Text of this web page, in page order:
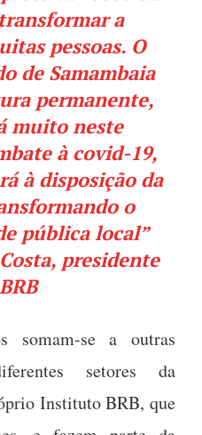
a
pessoas. O
de Samambaia
permanente,
muito neste
à covid-19,
à disposição da
o
pública local”
presidente
somam-se a outras
setores da
Instituto BRB, que